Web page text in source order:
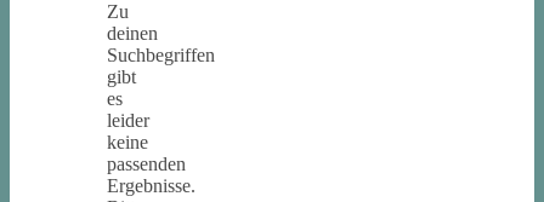
Zu
deinen
Suchbegriffen
gibt
es
leider
keine
passenden
Ergebnisse.